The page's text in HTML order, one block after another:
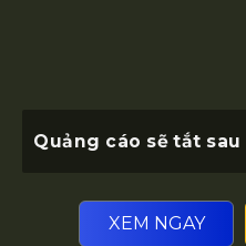
Quảng cáo sẽ tắt sau
XEM NGAY